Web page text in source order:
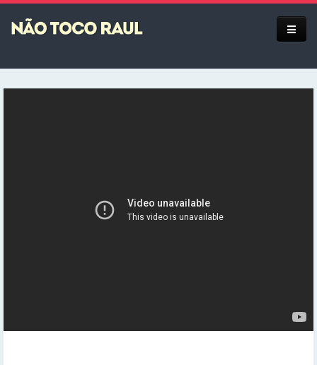
Equipe